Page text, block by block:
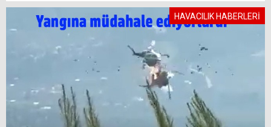
HAVACILIK HABERLERİ